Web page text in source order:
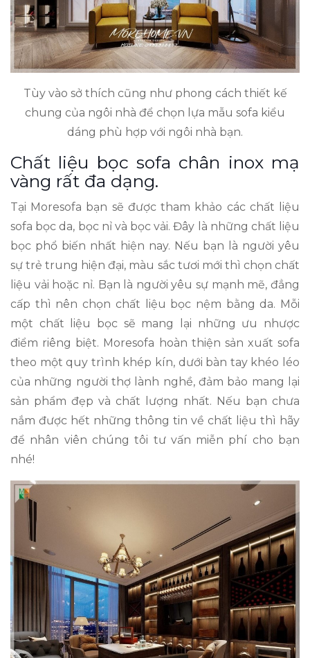
Tùy vào sở thích cũng như phong cách thiết kế
chung của ngôi nhà để chọn lựa mẫu sofa kiểu
dáng phù hợp với ngôi nhà bạn.
Chất liệu bọc sofa chân inox mạ
vàng rất đa dạng.
Tại Moresofa bạn sẽ được tham khảo các chất liệu
sofa bọc da, bọc nỉ và bọc vải. Đây là những chất liệu
bọc phổ biến nhất hiện nay. Nếu bạn là người yêu
sự trẻ trung hiện đại, màu sắc tươi mới thì chọn chất
liệu vải hoặc nỉ. Bạn là người yêu sự mạnh mẽ, đẳng
cấp thì nên chọn chất liệu bọc nệm bằng da. Mỗi
một chất liệu bọc sẽ mang lại những ưu nhược
điểm riêng biệt. Moresofa hoàn thiện sản xuất sofa
theo một quy trình khép kín, dưới bàn tay khéo léo
của những người thợ lành nghề, đảm bảo mang lại
sản phẩm đẹp và chất lượng nhất. Nếu bạn chưa
nắm được hết những thông tin về chất liệu thì hãy
để nhân viên chúng tôi tư vấn miễn phí cho bạn
nhé!